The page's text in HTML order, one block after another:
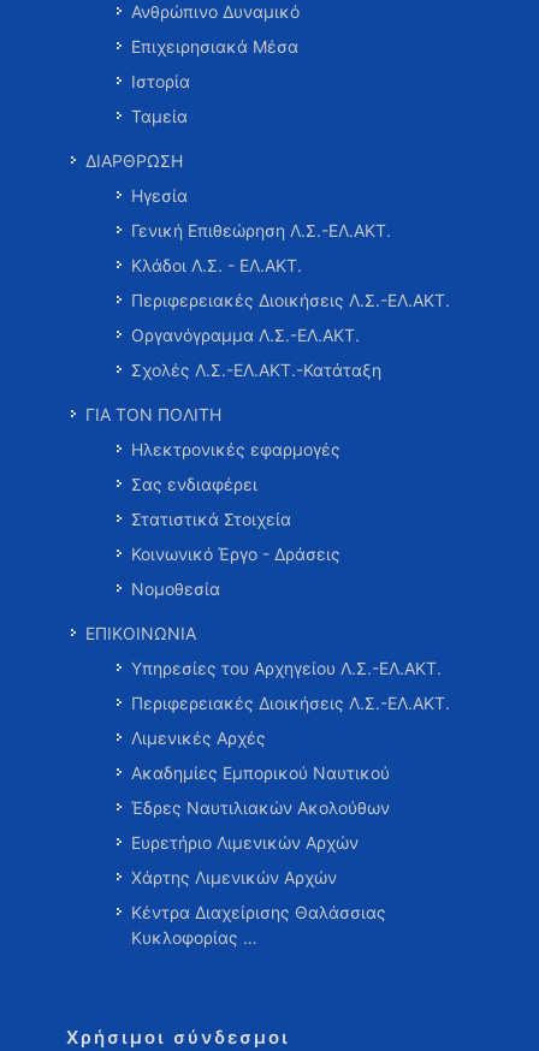
Ανθρώπινο Δυναμικό
Επιχειρησιακά Μέσα
Ιστορία
Ταμεία
ΔΙΑΡΘΡΩΣΗ
Ηγεσία
Γενική Επιθεώρηση Λ.Σ.-ΕΛ.ΑΚΤ.
Κλάδοι Λ.Σ. - ΕΛ.ΑΚΤ.
Περιφερειακές Διοικήσεις Λ.Σ.-ΕΛ.ΑΚΤ.
Οργανόγραμμα Λ.Σ.-ΕΛ.ΑΚΤ.
Σχολές Λ.Σ.-ΕΛ.ΑΚΤ.-Κατάταξη
ΓΙΑ ΤΟΝ ΠΟΛΙΤΗ
Ηλεκτρονικές εφαρμογές
Σας ενδιαφέρει
Στατιστικά Στοιχεία
Κοινωνικό Έργο - Δράσεις
Νομοθεσία
ΕΠΙΚΟΙΝΩΝΙΑ
Υπηρεσίες του Αρχηγείου Λ.Σ.-ΕΛ.ΑΚΤ.
Περιφερειακές Διοικήσεις Λ.Σ.-ΕΛ.ΑΚΤ.
Λιμενικές Αρχές
Ακαδημίες Εμπορικού Ναυτικού
Έδρες Ναυτιλιακών Ακολούθων
Ευρετήριο Λιμενικών Αρχών
Χάρτης Λιμενικών Αρχών
Κέντρα Διαχείρισης Θαλάσσιας
Κυκλοφορίας …
Χρήσιμοι σύνδεσμοι